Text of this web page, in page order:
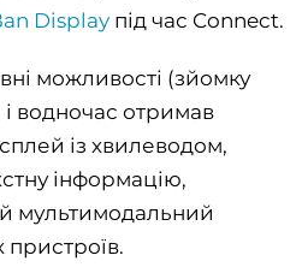
Display під час Connect.
можливості (зйомку
і водночас отримав
із хвилеводом,
інформацію,
мультимодальний